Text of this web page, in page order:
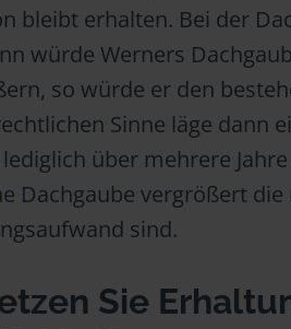
bleibt erhalten. Bei der
würde Werners
so würde er den
Sinne läge dann
lediglich über mehrere
Dachgaube vergrößert
sind.
Sie